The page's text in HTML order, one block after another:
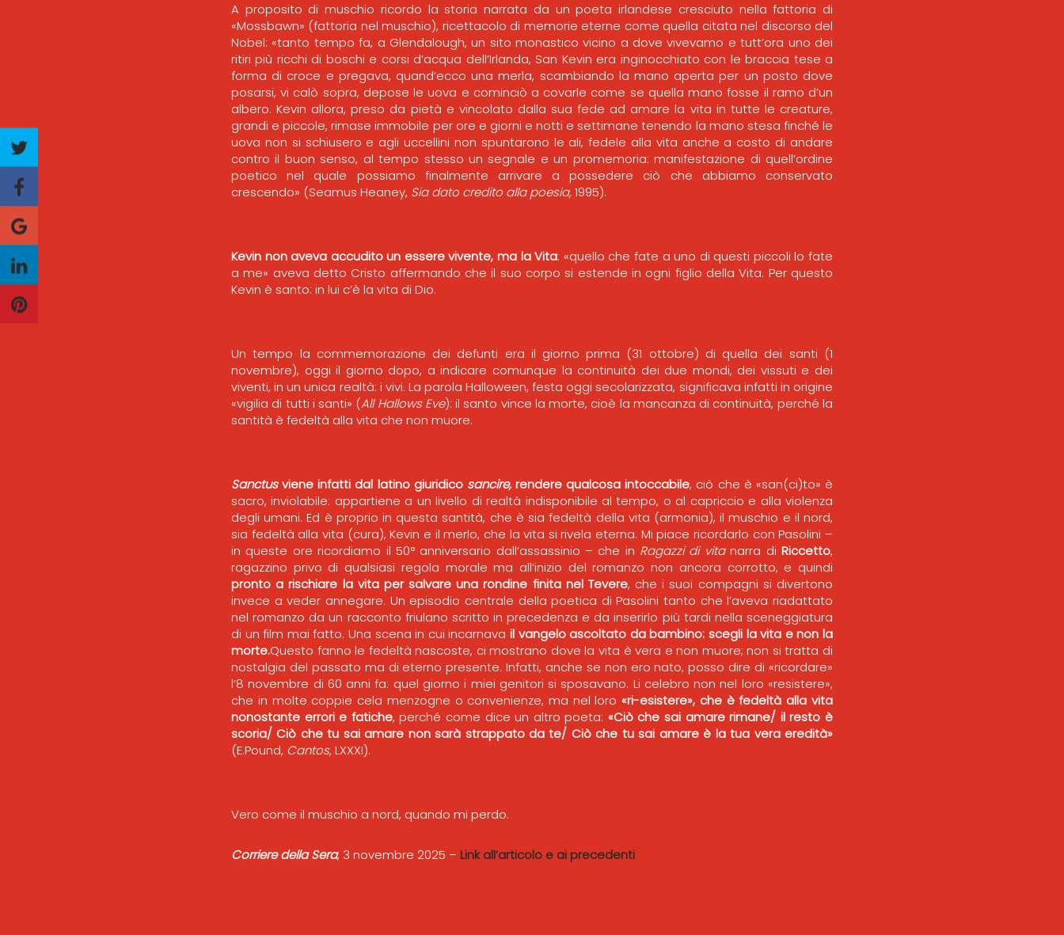
A proposito di muschio ricordo la storia narrata da un poeta irlandese cresciuto nella fattoria di
«Mossbawn» (fattoria nel muschio), ricettacolo di memorie eterne come quella citata nel discorso del
Nobel: «tanto tempo fa, a Glendalough, un sito monastico vicino a dove vivevamo e tutt’ora uno dei
ritiri più ricchi di boschi e corsi d’acqua dell’Irlanda, San Kevin era inginocchiato con le braccia tese a
forma di croce e pregava, quand’ecco una merla, scambiando la mano aperta per un posto dove
posarsi, vi calò sopra, depose le uova e cominciò a covarle come se quella mano fosse il ramo d’un
albero. Kevin allora, preso da pietà e vincolato dalla sua fede ad amare la vita in tutte le creature,
grandi e piccole, rimase immobile per ore e giorni e notti e settimane tenendo la mano stesa finché le
uova non si schiusero e agli uccellini non spuntarono le ali, fedele alla vita anche a costo di andare
contro il buon senso, al tempo stesso un segnale e un promemoria: manifestazione di quell’ordine
poetico nel quale possiamo finalmente arrivare a possedere ciò che abbiamo conservato
crescendo» (Seamus Heaney, Sia dato credito alla poesia,1995).
Kevin non aveva accudito un essere vivente, ma la Vita: «quello che fate a uno di questi piccoli lo fate
a me» aveva detto Cristo affermando che il suo corpo si estende in ogni figlio della Vita. Per questo
Kevin è santo: in lui c’è la vita di Dio.
Un tempo la commemorazione dei defunti era il giorno prima (31 ottobre) di quella dei santi (1
novembre), oggi il giorno dopo, a indicare comunque la continuità dei due mondi, dei vissuti e dei
viventi, in un unica realtà: i vivi. La parola Halloween, festa oggi secolarizzata, significava infatti in origine
«vigilia di tutti i santi» (All Hallows Eve): il santo vince la morte, cioè la mancanza di continuità, perché la
santità è fedeltà alla vita che non muore.
Sanctusviene infatti dal latino giuridico sancire,rendere qualcosa intoccabile, ciò che è «san(ci)to» è
sacro, inviolabile: appartiene a un livello di realtà indisponibile al tempo, o al capriccio e alla violenza
degli umani. Ed è proprio in questa santità, che è sia fedeltà della vita (armonia), il muschio e il nord,
sia fedeltà alla vita (cura), Kevin e il merlo, che la vita si rivela eterna. Mi piace ricordarlo con Pasolini –
in queste ore ricordiamo il 50° anniversario dall’assassinio – che in Ragazzi di vitanarra di Riccetto,
ragazzino privo di qualsiasi regola morale ma all’inizio del romanzo non ancora corrotto, e quindi
pronto a rischiare la vita per salvare una rondine finita nel Tevere, che i suoi compagni si divertono
invece a veder annegare. Un episodio centrale della poetica di Pasolini tanto che l’aveva riadattato
nel romanzo da un racconto friulano scritto in precedenza e da inserirlo più tardi nella sceneggiatura
di un film mai fatto. Una scena in cui incarnava il vangelo ascoltato da bambino: scegli la vita e non la
morte.Questo fanno le fedeltà nascoste, ci mostrano dove la vita è vera e non muore; non si tratta di
nostalgia del passato ma di eterno presente. Infatti, anche se non ero nato, posso dire di «ricordare»
l’8 novembre di 60 anni fa: quel giorno i miei genitori si sposavano. Li celebro non nel loro «resistere»,
che in molte coppie cela menzogne o convenienze, ma nel loro«ri-esistere», che è fedeltà alla vita
nonostante errori e fatiche, perché come dice un altro poeta: «Ciò che sai amare rimane/ il resto è
scoria/ Ciò che tu sai amare non sarà strappato da te/ Ciò che tu sai amare è la tua vera eredità»
(E.Pound, Cantos, LXXXI).
Vero come il muschio a nord, quando mi perdo.
Corriere della Sera, 3 novembre 2025 – Link all’articolo e ai precedenti